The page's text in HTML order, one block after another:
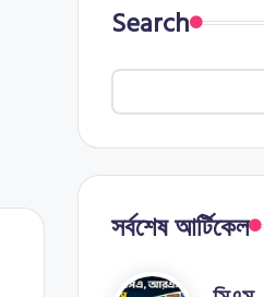
Search
সর্বশেষ আর্টিকেল